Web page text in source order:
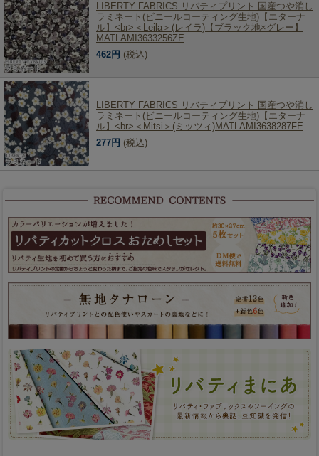
LIBERTY FABRICS リバティプリント 国産つや消し
ラミネート(ビニールコーティング生地)【エターナ
ル】<br>＜Leila＞(レイラ)【ブラック地×グレー】
MATLAMI3633256ZE
462円 (税込)
LIBERTY FABRICS リバティプリント 国産つや消し
ラミネート(ビニールコーティング生地)【エターナ
ル】<br>＜Mitsi＞(ミッツィ)MATLAMI3638287FE
277円 (税込)